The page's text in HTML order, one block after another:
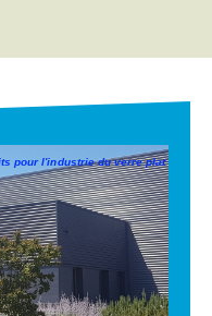
pour l'industrie du verre plat